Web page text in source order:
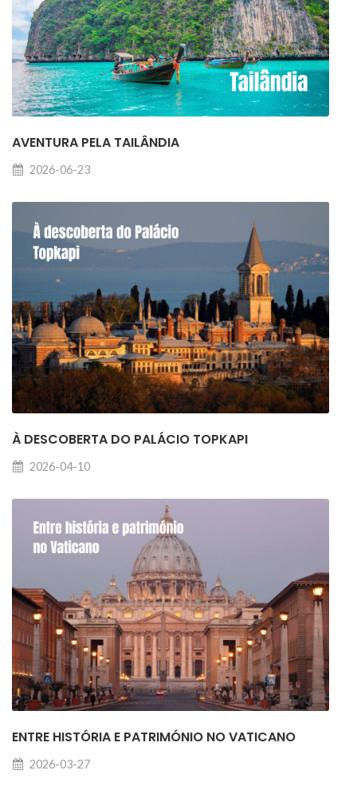
AVENTURA PELA TAILÂNDIA
2026-06-23
À DESCOBERTA DO PALÁCIO TOPKAPI
2026-04-10
ENTRE HISTÓRIA E PATRIMÓNIO NO VATICANO
2026-03-27